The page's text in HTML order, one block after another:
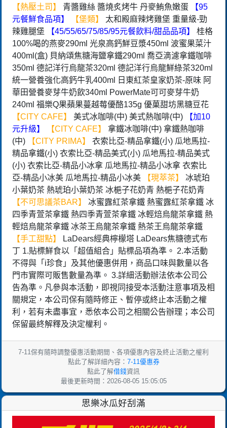
【熱壓土司】
青醬雞絲 醬燒炙烤牛 丹麥鮪魚嫩蛋
【95
元餐鮮食品項】
【堡類】
太和殿麻辣烤雞堡 重量級-勁
辣雞腿堡
【45/55/65/75/85/95元餐飲料/甜品品項】
桂格
100%喝的燕麥290ml 光泉高鈣鮮豆漿450ml 波蜜果菜汁
400ml(盒) 貝納頌焦糖海鹽拿鐵290ml 喬亞滴濾拿鐵咖啡
350ml 德記洋行烏龍茶320ml 德記洋行烏龍鮮綠茶320ml
統一營養強化高鈣牛乳400ml 日東紅茶皇家奶茶-原味 阿
華田營養麥芽牛奶飲340ml PowerMate可可麥芽牛奶
240ml 福樂Q果蘋果蔓越莓優酪135g 優菓甜坊黑糖豆花
【CITY CAFE】
美式冰咖啡(中) 美式熱咖啡(中)
【加10
元升級】
【CITY CAFE】
拿鐵冰咖啡(中) 拿鐵熱咖啡
(中)
【CITY PRIMA】
衣索比亞-精品拿鐵(小) 瓜地馬拉-
精品拿鐵(小) 衣索比亞-精品美式(小) 瓜地馬拉-精品美式
(小) 衣索比亞-精品小冰拿 瓜地馬拉-精品小冰拿 衣索比
亞-精品小冰美 瓜地馬拉-精品小冰美
【現萃茶】
冰琥珀
小葉奶茶 熱琥珀小葉奶茶 冰梔子花奶青 熱梔子花奶青
【不可思議茶BAR】
冰蜜露紅茶拿鐵 熱蜜露紅茶拿鐵 冰
四季青萱茶拿鐵 熱四季青萱茶拿鐵 冰輕焙烏龍茶拿鐵 熱
輕焙烏龍茶拿鐵 冰茶王烏龍茶拿鐵 熱茶王烏龍茶拿鐵
【手工甜點】
LaDears經典檸檬塔 LaDears焦糖德式布
丁 1.貼標鮮食以「超值組合」貼標品項為準。 2.本活動
不得與「i珍食」及其他優惠併用，商品口味與數量以各
門市實際可販售數量為準。 3.詳細活動辦法依本公司公
告為準。凡參與本活動，即視同接受本活動注意事項及相
關規定，本公司保有隨時修正、暫停或終止本活動之權
利，若有未盡事宜，悉依本公司之相關公告辦理；本公司
保留最終解釋及決定權利。
7-11保有隨時調整優惠活動期間、各項優惠內容及終止活動之權利
點此了解詳細內容： 7-11優惠券
點此了解借錢資訊
最後更新時間：2026-08-05 15:05:05
思樂冰瓜好刮滿